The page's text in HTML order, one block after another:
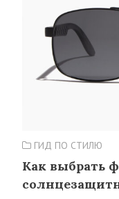
ГИД ПО СТИЛЮ
Как выбрать